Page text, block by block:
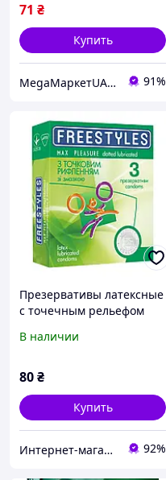
71 ₴
Купить
MegaМаркетUA — ваш заказ уже в пути 🚚📦✨ 91%
Презервативы латексные
с точечным рельефом
0.06 мм (цена за упаковку,
В наличии
80₴
Купить
Интернет-магазин "Просто" 92%